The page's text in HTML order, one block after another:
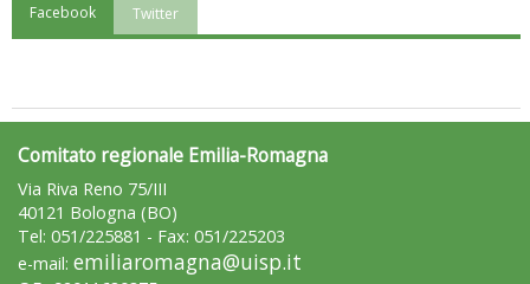
"Superare gli ostacoli": la relazione di Tiziano Pesce al CN Uisp
Facebook Twitter
Comitato regionale Emilia-Romagna
Via Riva Reno 75/III
40121 Bologna (BO)
Tel: 051/225881 - Fax: 051/225203
e-mail: emiliaromagna@uisp.it